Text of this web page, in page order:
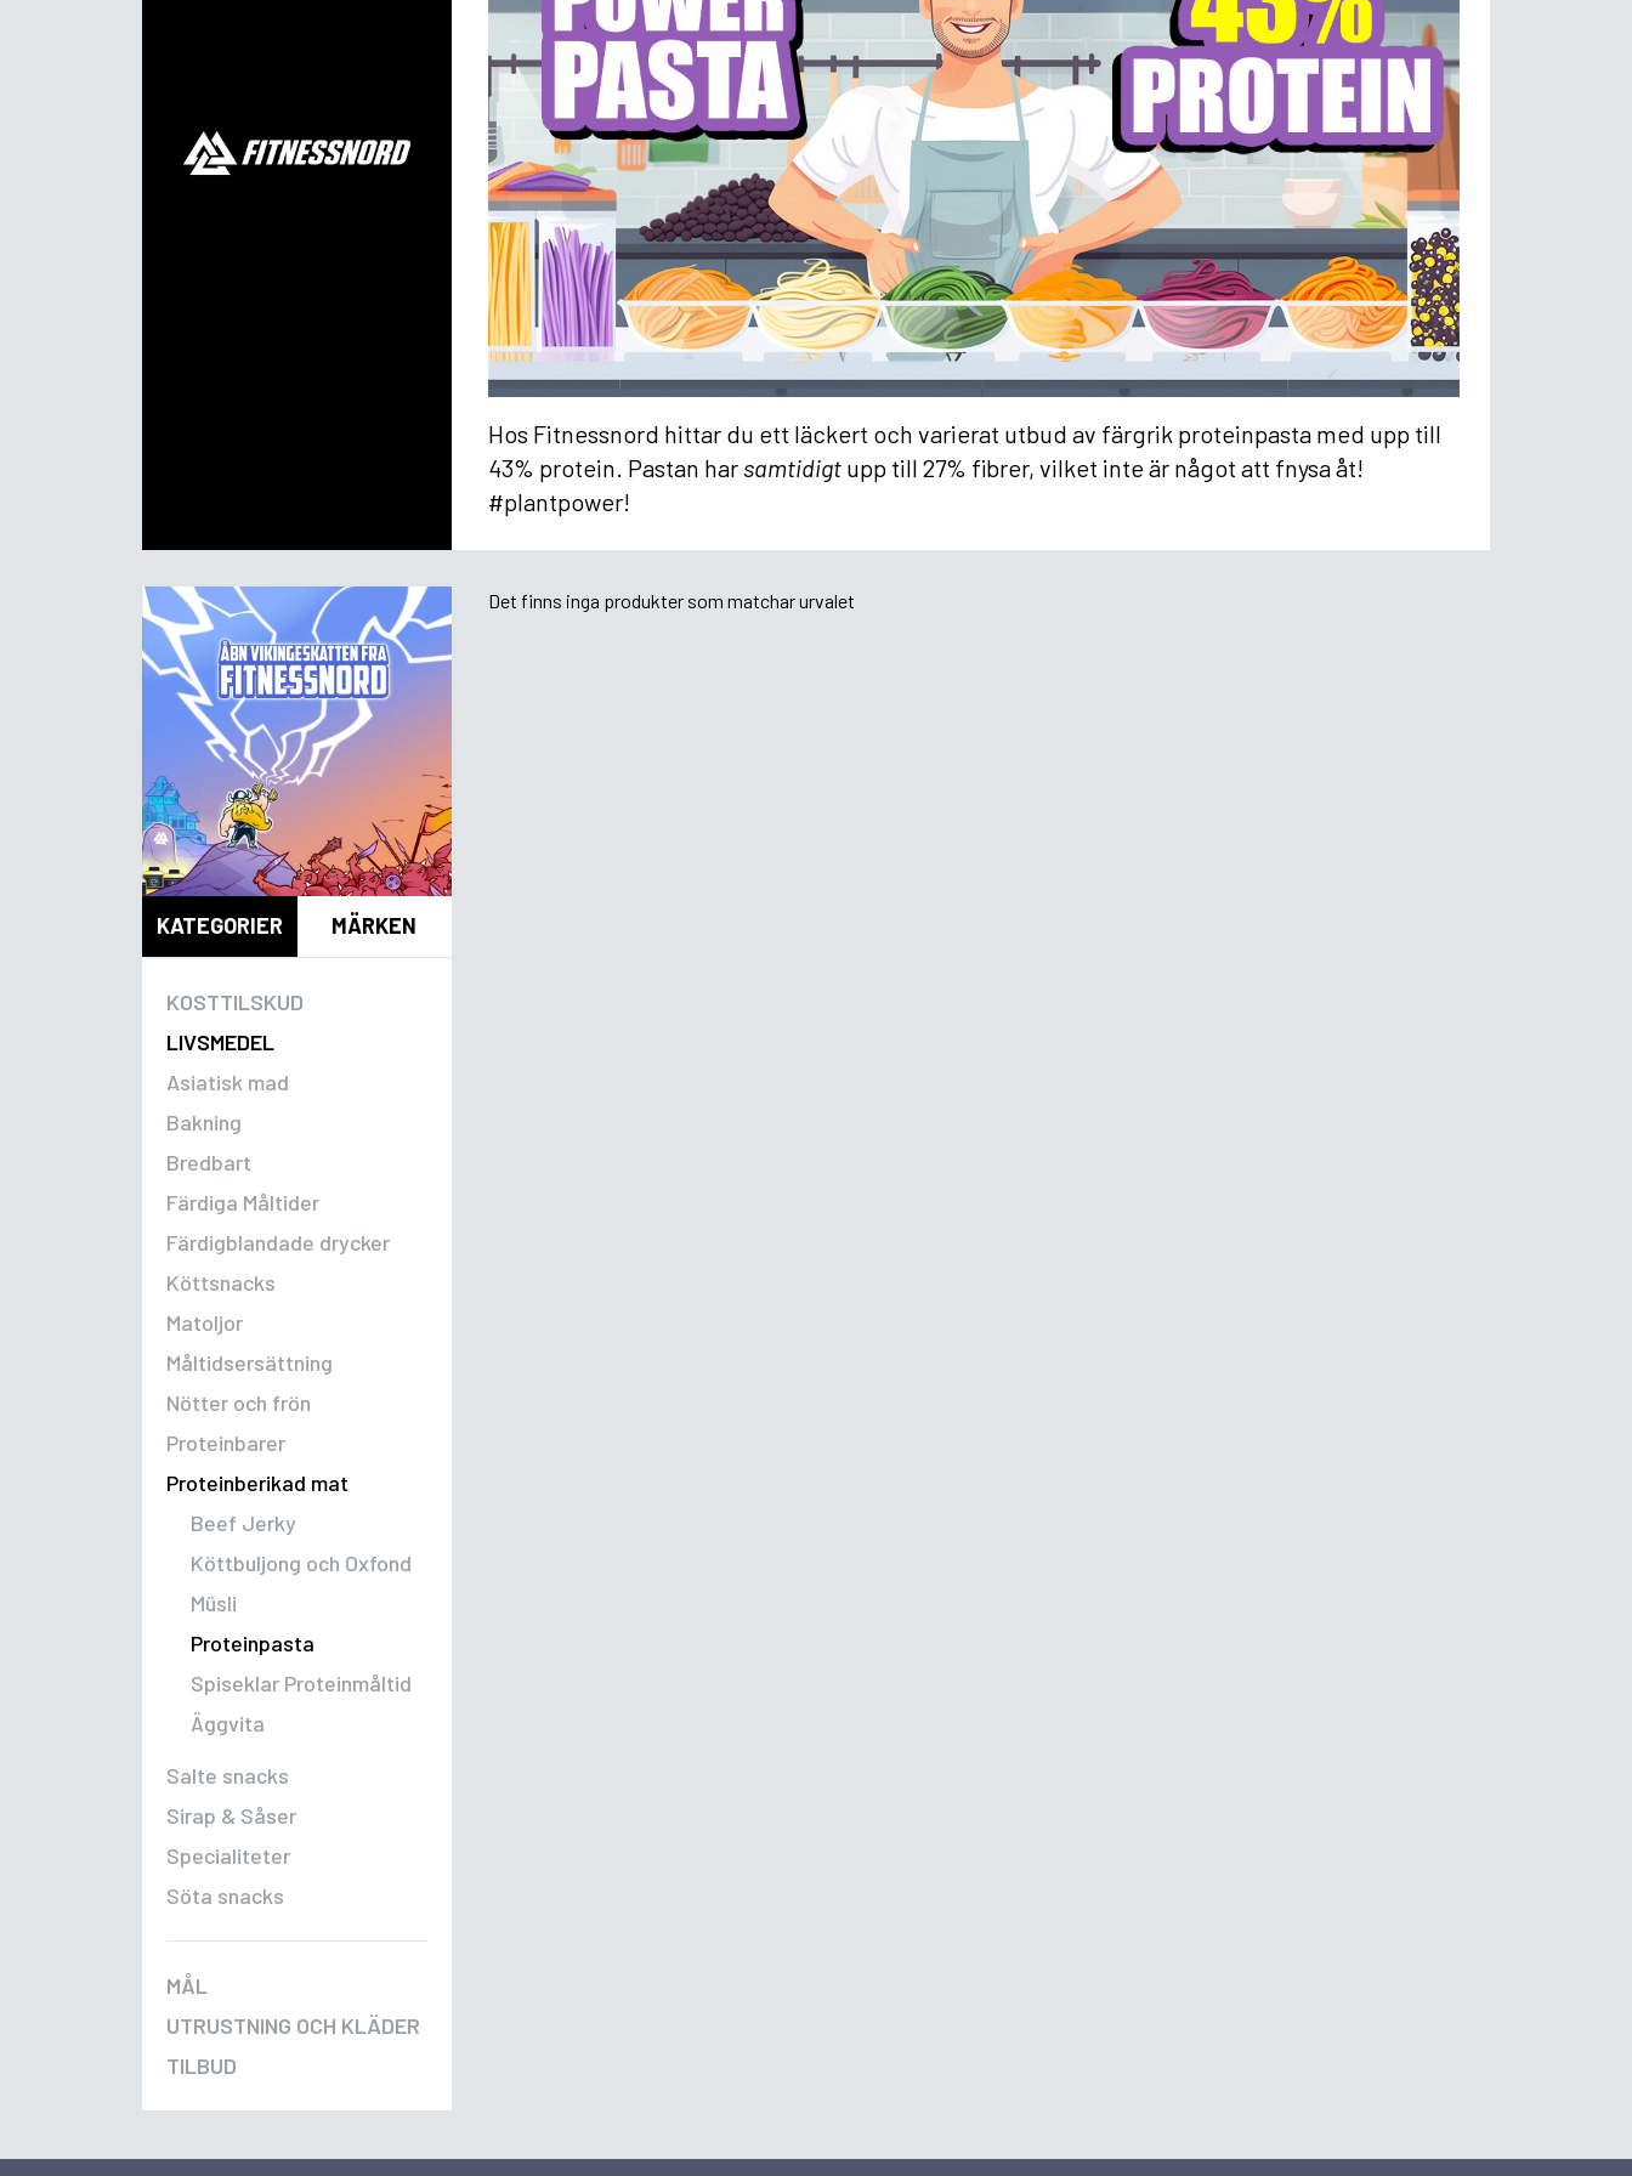
Hos Fitnessnord hittar du ett läckert och varierat utbud av färgrik proteinpasta med upp till
43% protein. Pastan har samtidigt upp till 27% fibrer, vilket inte är något att fnysa åt!
#plantpower!
KATEGORIER MÄRKEN
KOSTTILSKUD
LIVSMEDEL
Asiatisk mad
Bakning
Bredbart
Färdiga Måltider
Färdigblandade drycker
Köttsnacks
Matoljor
Måltidsersättning
Nötter och frön
Proteinbarer
Proteinberikad mat
Beef Jerky
Köttbuljong och Oxfond
Müsli
Proteinpasta
Spiseklar Proteinmåltid
Äggvita
Salte snacks
Sirap & Såser
Specialiteter
Söta snacks
MÅL
UTRUSTNING OCH KLÄDER
TILBUD
Det finns inga produkter som matchar urvalet